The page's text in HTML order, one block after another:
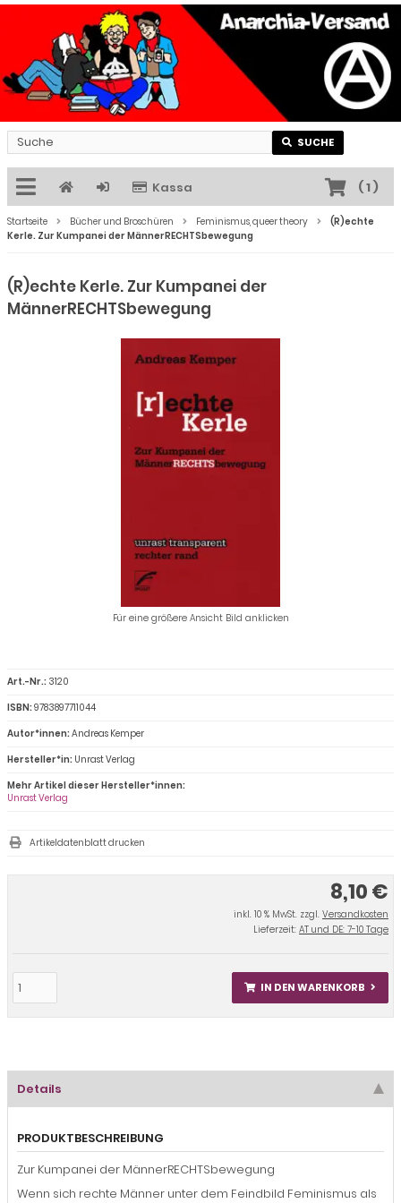
SUCHE
Kassa (1)
Startseite Bücher und Broschüren Feminismus, queer theory
(R)echte
Kerle. Zur Kumpanei der MännerRECHTSbewegung
(R)echte Kerle. Zur Kumpanei der
MännerRECHTSbewegung
Für eine größere Ansicht Bild anklicken
8,10 €
inkl. 10 % MwSt. zzgl. Versandkosten
Lieferzeit: AT und DE: 7-10 Tage
IN DEN WARENKORB
Art.-Nr.: 3120
ISBN:9783897711044
Autor*innen:Andreas Kemper
Hersteller*in: Unrast Verlag
Mehr Artikel dieser Hersteller*innen:
Unrast Verlag
Artikeldatenblatt drucken
Details
PRODUKTBESCHREIBUNG
Zur Kumpanei der MännerRECHTSbewegung
Wenn sich rechte Männer unter dem Feindbild Feminismus als